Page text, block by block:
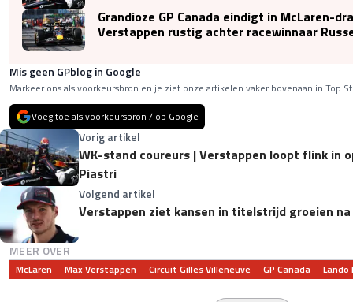
Grandioze GP Canada eindigt in McLaren-
Verstappen rustig achter racewinnaar
Mis geen GPblog in Google
Markeer ons als voorkeursbron en je ziet onze artikelen vaker bovenaan in Top
Voeg toe als voorkeursbron / op Google
Vorig artikel
WK-stand coureurs | Verstappen loopt flink in
Piastri
Volgend artikel
Verstappen ziet kansen in titelstrijd groeien na
MEER OVER
McLaren Max Verstappen Circuit Gilles Villeneuve GP Canada Lando